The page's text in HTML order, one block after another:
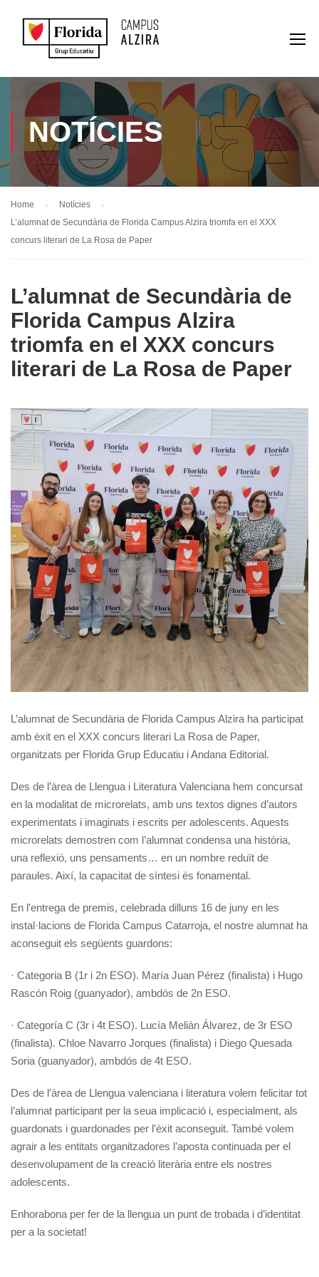
NOTÍCIES
Home
Notícies
L’alumnat de Secundària de Florida Campus Alzira triomfa en el XXX
concurs literari de La Rosa de Paper
L’alumnat de Secundària de
Florida Campus Alzira
triomfa en el XXX concurs
literari de La Rosa de Paper
L’alumnat de Secundària de Florida Campus Alzira ha participat
amb èxit en el XXX concurs literari La Rosa de Paper,
organitzats per Florida Grup Educatiu i Andana Editorial.
Des de l’àrea de Llengua i Literatura Valenciana hem concursat
en la modalitat de microrelats, amb uns textos dignes d’autors
experimentats i imaginats i escrits per adolescents. Aquests
microrelats demostren com l’alumnat condensa una història,
una reflexió, uns pensaments… en un nombre reduït de
paraules. Així, la capacitat de síntesi és fonamental.
En l’entrega de premis, celebrada dilluns 16 de juny en les
instal·lacions de Florida Campus Catarroja, el nostre alumnat ha
aconseguit els següents guardons:
· Categoria B (1r i 2n ESO). María Juan Pérez (finalista) i Hugo
Rascón Roig (guanyador), ambdós de 2n ESO.
· Categoría C (3r i 4t ESO). Lucía Melián Álvarez, de 3r ESO
(finalista). Chloe Navarro Jorques (finalista) i Diego Quesada
Soria (guanyador), ambdós de 4t ESO.
Des de l’àrea de Llengua valenciana i literatura volem felicitar tot
l’alumnat participant per la seua implicació i, especialment, als
guardonats i guardonades per l’èxit aconseguit. També volem
agrair a les entitats organitzadores l’aposta continuada per el
desenvolupament de la creació literària entre els nostres
adolescents.
Enhorabona per fer de la llengua un punt de trobada i d’identitat
per a la societat!